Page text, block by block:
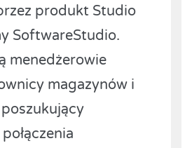
produkt Studio
SoftwareStudio.
menedżerowie
magazynów i